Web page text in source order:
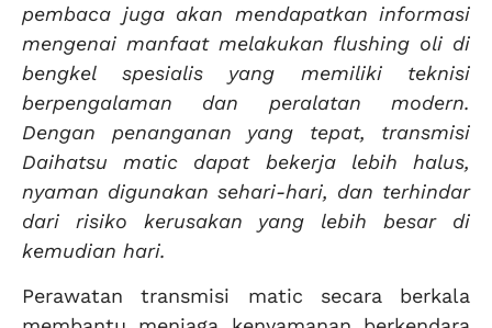
pembaca juga akan mendapatkan informasi
mengenai manfaat melakukan flushing oli di
bengkel spesialis yang memiliki teknisi
berpengalaman dan peralatan modern.
Dengan penanganan yang tepat, transmisi
Daihatsu matic dapat bekerja lebih halus,
nyaman digunakan sehari-hari, dan terhindar
dari risiko kerusakan yang lebih besar di
kemudian hari.
Perawatan transmisi matic secara berkala